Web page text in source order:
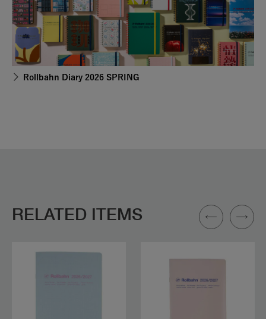
Rollbahn Diary 2026 SPRING
RELATED ITEMS